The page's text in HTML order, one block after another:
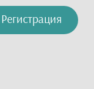
Регистрация